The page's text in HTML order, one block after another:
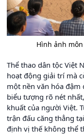
Hình ảnh
Thể thao dân tộc Việt
hoạt động giải trí mà
một nền văn hóa đậm
biểu tượng rõ nét
khuất của người Việt.
trận đấu căng thẳng
định vị thế không thể